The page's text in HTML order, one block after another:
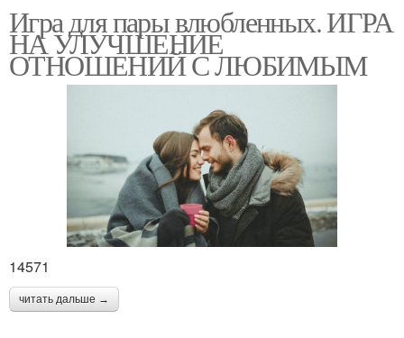
Игра для пары влюбленных. ИГРА
НА УЛУЧШЕНИЕ
ОТНОШЕНИЙ С ЛЮБИМЫМ
14571
читать дальше →